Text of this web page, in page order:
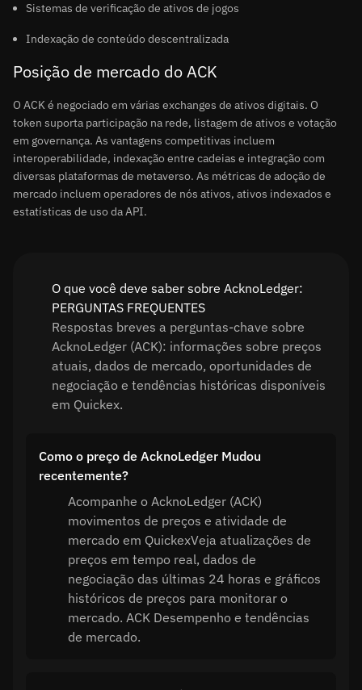
Sistemas de verificação de ativos de jogos
Indexação de conteúdo descentralizada
Posição de mercado do ACK
O ACK é negociado em várias exchanges de ativos digitais. O
token suporta participação na rede, listagem de ativos e votação
em governança. As vantagens competitivas incluem
interoperabilidade, indexação entre cadeias e integração com
diversas plataformas de metaverso. As métricas de adoção de
mercado incluem operadores de nós ativos, ativos indexados e
estatísticas de uso da API.
O que você deve saber sobre AcknoLedger:
PERGUNTAS FREQUENTES
Respostas breves a perguntas-chave sobre
AcknoLedger (ACK): informações sobre preços
atuais, dados de mercado, oportunidades de
negociação e tendências históricas disponíveis
em Quickex.
Como o preço de AcknoLedger Mudou
recentemente?
Acompanhe o AcknoLedger (ACK)
movimentos de preços e atividade de
mercado em QuickexVeja atualizações de
preços em tempo real, dados de
negociação das últimas 24 horas e gráficos
históricos de preços para monitorar o
mercado. ACK Desempenho e tendências
de mercado.